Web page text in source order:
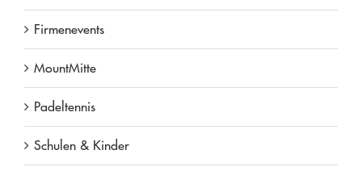
Firmenevents
MountMitte
Padeltennis
Schulen & Kinder